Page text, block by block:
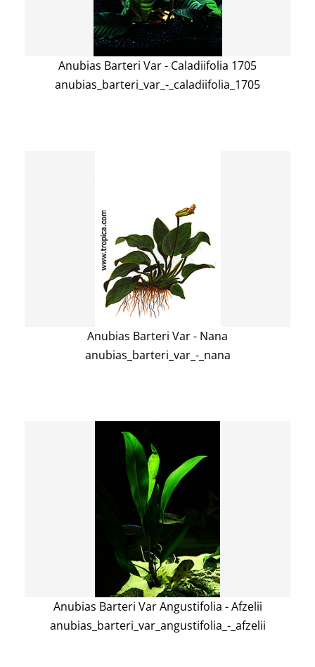
Anubias Barteri Var - Caladiifolia 1705
anubias_barteri_var_-_caladiifolia_1705
Anubias Barteri Var - Nana
anubias_barteri_var_-_nana
Anubias Barteri Var Angustifolia - Afzelii
anubias_barteri_var_angustifolia_-_afzelii